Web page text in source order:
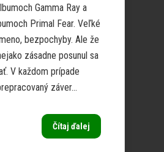
Gamma Ray a
Primal Fear. Veľké
bezpochyby. Ale že
zásadne posunul sa
V každom prípade
záver...
Čítaj ďalej